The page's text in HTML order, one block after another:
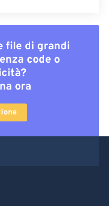
file di grandi
code o
ora